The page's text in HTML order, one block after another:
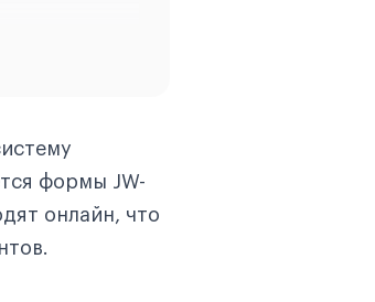
формы JW-
онлайн, что